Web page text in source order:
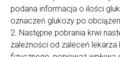
podana informacja o ilości
oznaczeń glukozy po
2. Następne pobrania krwi
zależności od zaleceń lekarza